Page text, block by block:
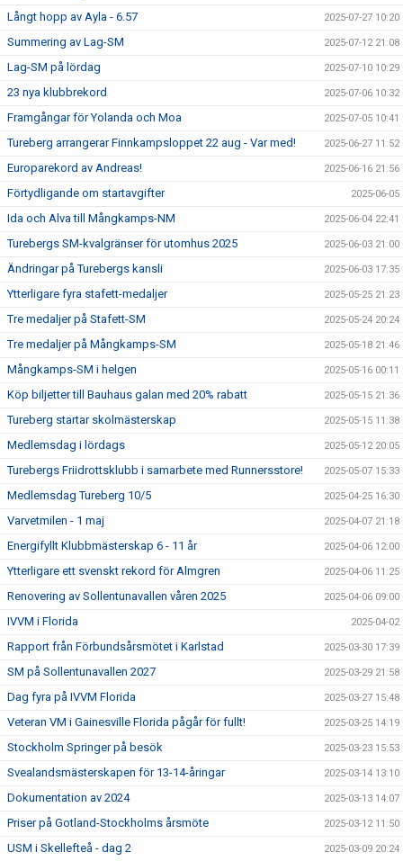
Långt hopp av Ayla - 6.57 2025-07-27 10:20
Summering av Lag-SM 2025-07-12 21:08
Lag-SM på lördag 2025-07-10 10:29
23 nya klubbrekord 2025-07-06 10:32
Framgångar för Yolanda och Moa 2025-07-05 10:41
Tureberg arrangerar Finnkampsloppet 22 aug - Var med! 2025-06-27 11:52
Europarekord av Andreas! 2025-06-16 21:56
Förtydligande om startavgifter 2025-06-05
Ida och Alva till Mångkamps-NM 2025-06-04 22:41
Turebergs SM-kvalgränser för utomhus 2025 2025-06-03 21:00
Ändringar på Turebergs kansli 2025-06-03 17:35
Ytterligare fyra stafett-medaljer 2025-05-25 21:23
Tre medaljer på Stafett-SM 2025-05-24 20:24
Tre medaljer på Mångkamps-SM 2025-05-18 21:46
Mångkamps-SM i helgen 2025-05-16 00:11
Köp biljetter till Bauhaus galan med 20% rabatt 2025-05-15 21:36
Tureberg startar skolmästerskap 2025-05-15 11:38
Medlemsdag i lördags 2025-05-12 20:05
Turebergs Friidrottsklubb i samarbete med Runnersstore! 2025-05-07 15:33
Medlemsdag Tureberg 10/5 2025-04-25 16:30
Varvetmilen - 1 maj 2025-04-07 21:18
Energifyllt Klubbmästerskap 6 - 11 år 2025-04-06 12:00
Ytterligare ett svenskt rekord för Almgren 2025-04-06 11:25
Renovering av Sollentunavallen våren 2025 2025-04-06 09:00
IVVM i Florida 2025-04-02
Rapport från Förbundsårsmötet i Karlstad 2025-03-30 17:39
SM på Sollentunavallen 2027 2025-03-29 21:58
Dag fyra på IVVM Florida 2025-03-27 15:48
Veteran VM i Gainesville Florida pågår för fullt! 2025-03-25 14:19
Stockholm Springer på besök 2025-03-23 15:53
Svealandsmästerskapen för 13-14-åringar 2025-03-14 13:10
Dokumentation av 2024 2025-03-13 14:07
Priser på Gotland-Stockholms årsmöte 2025-03-12 11:50
USM i Skellefteå - dag 2 2025-03-09 20:24